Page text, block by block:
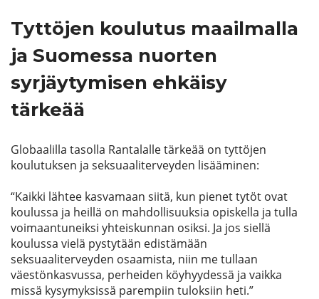
Tyttöjen koulutus maailmalla
ja Suomessa nuorten
syrjäytymisen ehkäisy
tärkeää
Globaalilla tasolla Rantalalle tärkeää on tyttöjen
koulutuksen ja seksuaaliterveyden lisääminen:
“Kaikki lähtee kasvamaan siitä, kun pienet tytöt ovat
koulussa ja heillä on mahdollisuuksia opiskella ja tulla
voimaantuneiksi yhteiskunnan osiksi. Ja jos siellä
koulussa vielä pystytään edistämään
seksuaaliterveyden osaamista, niin me tullaan
väestönkasvussa, perheiden köyhyydessä ja vaikka
missä kysymyksissä parempiin tuloksiin heti.”